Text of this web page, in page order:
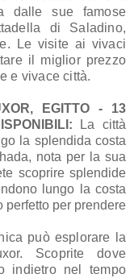
dalle sue famose
di Saladino,
Le visite ai vivaci
il miglior prezzo
e vivace città.
EGITTO - 13
La città
la splendida costa
nota per la sua
scoprire splendide
lungo la costa
perfetto per prendere
può esplorare la
Scoprite dove
indietro nel tempo